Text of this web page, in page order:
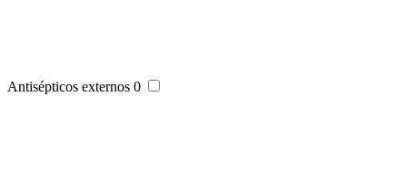
Antisépticos externos 0